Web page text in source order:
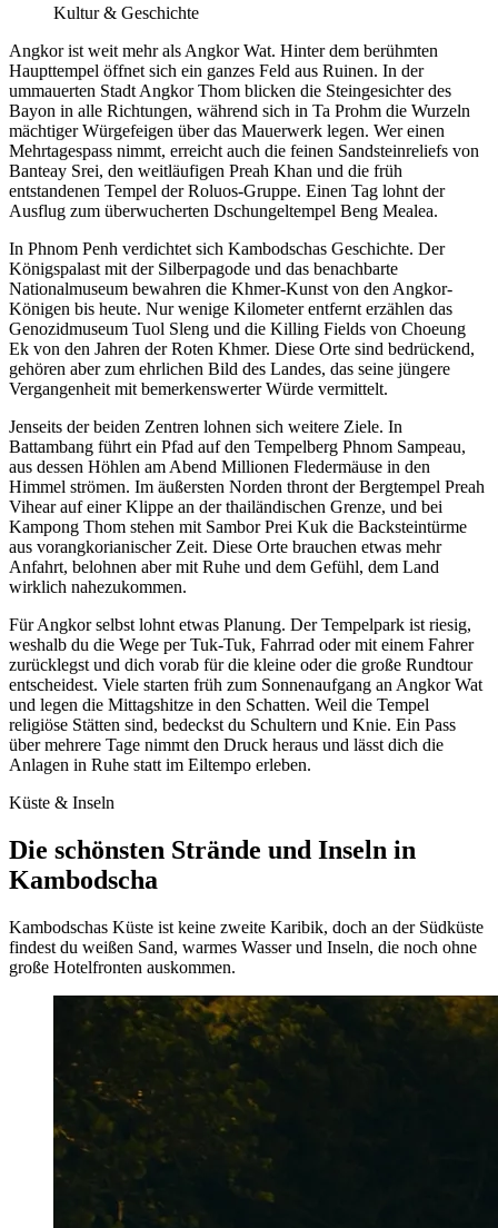
Kultur & Geschichte
Angkor ist weit mehr als Angkor Wat. Hinter dem berühmten
Haupttempel öffnet sich ein ganzes Feld aus Ruinen. In der
ummauerten Stadt Angkor Thom blicken die Steingesichter des
Bayon in alle Richtungen, während sich in Ta Prohm die Wurzeln
mächtiger Würgefeigen über das Mauerwerk legen. Wer einen
Mehrtagespass nimmt, erreicht auch die feinen Sandsteinreliefs von
Banteay Srei, den weitläufigen Preah Khan und die früh
entstandenen Tempel der Roluos-Gruppe. Einen Tag lohnt der
Ausflug zum überwucherten Dschungeltempel Beng Mealea.
In Phnom Penh verdichtet sich Kambodschas Geschichte. Der
Königspalast mit der Silberpagode und das benachbarte
Nationalmuseum bewahren die Khmer-Kunst von den Angkor-
Königen bis heute. Nur wenige Kilometer entfernt erzählen das
Genozidmuseum Tuol Sleng und die Killing Fields von Choeung
Ek von den Jahren der Roten Khmer. Diese Orte sind bedrückend,
gehören aber zum ehrlichen Bild des Landes, das seine jüngere
Vergangenheit mit bemerkenswerter Würde vermittelt.
Jenseits der beiden Zentren lohnen sich weitere Ziele. In
Battambang führt ein Pfad auf den Tempelberg Phnom Sampeau,
aus dessen Höhlen am Abend Millionen Fledermäuse in den
Himmel strömen. Im äußersten Norden thront der Bergtempel Preah
Vihear auf einer Klippe an der thailändischen Grenze, und bei
Kampong Thom stehen mit Sambor Prei Kuk die Backsteintürme
aus vorangkorianischer Zeit. Diese Orte brauchen etwas mehr
Anfahrt, belohnen aber mit Ruhe und dem Gefühl, dem Land
wirklich nahezukommen.
Für Angkor selbst lohnt etwas Planung. Der Tempelpark ist riesig,
weshalb du die Wege per Tuk-Tuk, Fahrrad oder mit einem Fahrer
zurücklegst und dich vorab für die kleine oder die große Rundtour
entscheidest. Viele starten früh zum Sonnenaufgang an Angkor Wat
und legen die Mittagshitze in den Schatten. Weil die Tempel
religiöse Stätten sind, bedeckst du Schultern und Knie. Ein Pass
über mehrere Tage nimmt den Druck heraus und lässt dich die
Anlagen in Ruhe statt im Eiltempo erleben.
Küste & Inseln
Die schönsten Strände und Inseln in
Kambodscha
Kambodschas Küste ist keine zweite Karibik, doch an der Südküste
findest du weißen Sand, warmes Wasser und Inseln, die noch ohne
große Hotelfronten auskommen.